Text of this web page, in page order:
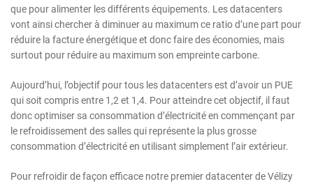
que pour alimenter les différents équipements. Les datacenters
vont ainsi chercher à diminuer au maximum ce ratio d’une part pour
réduire la facture énergétique et donc faire des économies, mais
surtout pour réduire au maximum son empreinte carbone.
Aujourd’hui, l’objectif pour tous les datacenters est d’avoir un PUE
qui soit compris entre 1,2 et 1,4. Pour atteindre cet objectif, il faut
donc optimiser sa consommation d’électricité en commençant par
le refroidissement des salles qui représente la plus grosse
consommation d’électricité en utilisant simplement l’air extérieur.
Pour refroidir de façon efficace notre premier datacenter de Vélizy